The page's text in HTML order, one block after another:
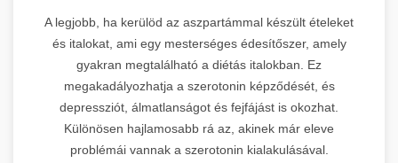
A legjobb, ha kerülöd az aszpartámmal készült ételeket
és italokat, ami egy mesterséges édesítőszer, amely
gyakran megtalálható a diétás italokban. Ez
megakadályozhatja a szerotonin képződését, és
depressziót, álmatlanságot és fejfájást is okozhat.
Különösen hajlamosabb rá az, akinek már eleve
problémái vannak a szerotonin kialakulásával.